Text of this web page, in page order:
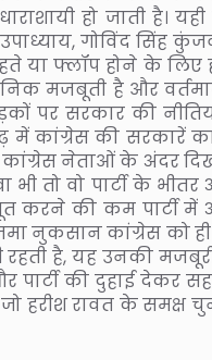
हो जाती है। यही
गोविंद सिंह
या फ्लॉप होने के लिए
मजबूती है और
पर सरकार की
में कांग्रेस की सरकारें
नेताओं के अंदर
तो वो पार्टी के
करने की कम पार्टी में
नुकसान कांग्रेस को
है, यह उनकी
और पार्टी की दुहाई देकर
हरीश रावत के समक्ष